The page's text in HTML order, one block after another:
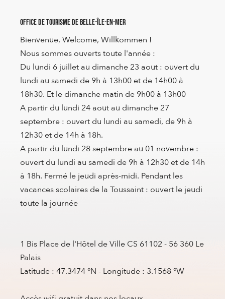
Office de Tourisme de Belle-Île-en-Mer
Bienvenue, Welcome, Willkommen !
Nous sommes ouverts toute l'année :
Du lundi 6 juillet au dimanche 23 aout : ouvert du
lundi au samedi de 9h à 13h00 et de 14h00 à
18h30. Et le dimanche matin de 9h00 à 13h00
A partir du lundi 24 aout au dimanche 27
septembre : ouvert du lundi au samedi, de 9h à
12h30 et de 14h à 18h.
A partir du lundi 28 septembre au 01 novembre :
ouvert du lundi au samedi de 9h à 12h30 et de 14h
à 18h. Fermé le jeudi après-midi. Pendant les
vacances scolaires de la Toussaint : ouvert le jeudi
toute la journée
1 Bis Place de l'Hôtel de Ville CS 61102 - 56 360 Le
Palais
Latitude : 47.3474 °N - Longitude : 3.1568 °W